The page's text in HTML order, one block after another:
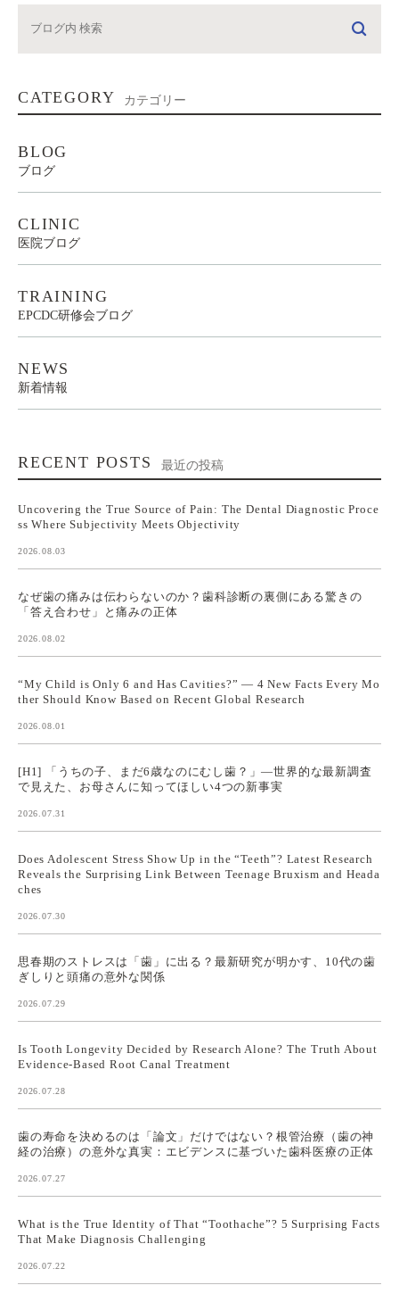
CATEGORY カテゴリー
BLOG
ブログ
CLINIC
医院ブログ
TRAINING
EPCDC研修会ブログ
NEWS
新着情報
RECENT POSTS 最近の投稿
Uncovering the True Source of Pain: The Dental Diagnostic Proce
ss Where Subjectivity Meets Objectivity
2026.08.03
なぜ歯の痛みは伝わらないのか？歯科診断の裏側にある驚きの
「答え合わせ」と痛みの正体
2026.08.02
“My Child is Only 6 and Has Cavities?” — 4 New Facts Every Mo
ther Should Know Based on Recent Global Research
2026.08.01
[H1] 「うちの子、まだ6歳なのにむし歯？」—世界的な最新調査
で見えた、お母さんに知ってほしい4つの新事実
2026.07.31
Does Adolescent Stress Show Up in the “Teeth”? Latest Research
Reveals the Surprising Link Between Teenage Bruxism and Heada
ches
2026.07.30
思春期のストレスは「歯」に出る？最新研究が明かす、10代の歯
ぎしりと頭痛の意外な関係
2026.07.29
Is Tooth Longevity Decided by Research Alone? The Truth About
Evidence-Based Root Canal Treatment
2026.07.28
歯の寿命を決めるのは「論文」だけではない？根管治療（歯の神
経の治療）の意外な真実：エビデンスに基づいた歯科医療の正体
2026.07.27
What is the True Identity of That “Toothache”? 5 Surprising Facts
That Make Diagnosis Challenging
2026.07.22